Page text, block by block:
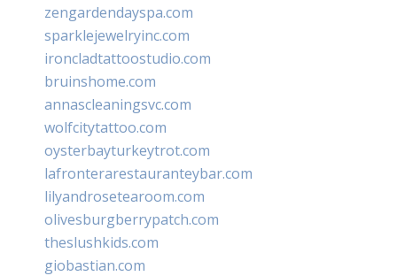
zengardendayspa.com
sparklejewelryinc.com
ironcladtattoostudio.com
bruinshome.com
annascleaningsvc.com
wolfcitytattoo.com
oysterbayturkeytrot.com
lafronterarestauranteybar.com
lilyandrosetearoom.com
olivesburgberrypatch.com
theslushkids.com
giobastian.com